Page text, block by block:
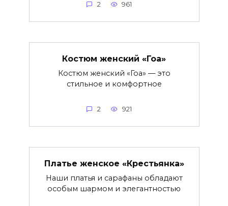
2 961
Костюм женский «Гоа»
Костюм женский «Гоа» — это
стильное и комфортное
2 921
Платье женское «Крестьянка»
Наши платья и сарафаны обладают
особым шармом и элегантностью